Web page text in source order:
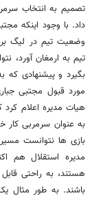
تصمیم به انتخاب
داد. با وجود اینکه
وضعیت تیم در لیگ
تیم به ارمغان آورد،
بگیرد و پیشنهادی که
مورد قبول مجتبی
هیات مدیره اعلام کرد
به عنوان سرمربی کار
بازی ها نتوانست
مدیره استقلال هم
هستند، به راحتی
باشند. به طور مثال